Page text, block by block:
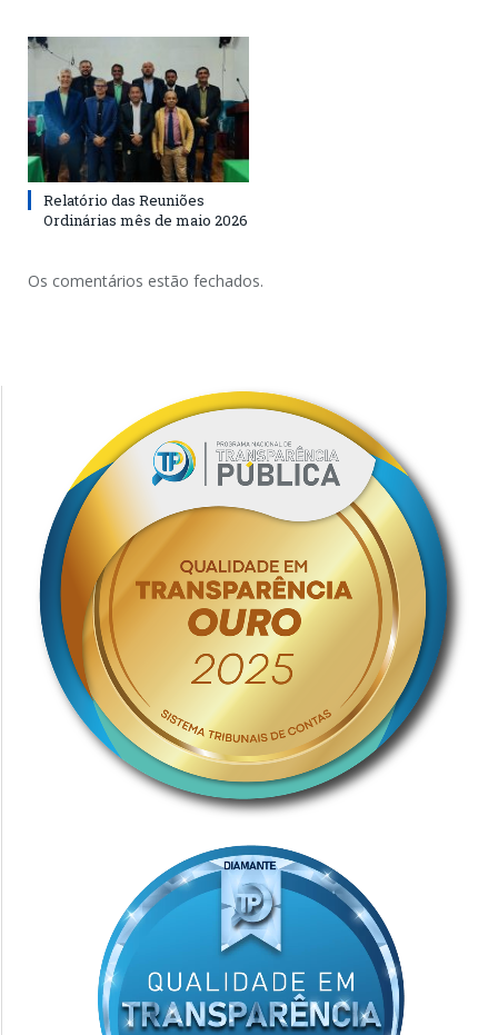
Relatório das Reuniões
Ordinárias mês de maio 2026
Os comentários estão fechados.